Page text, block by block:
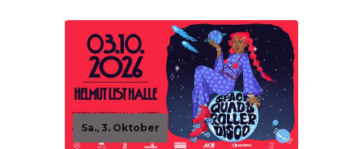
Sa., 3. Oktober